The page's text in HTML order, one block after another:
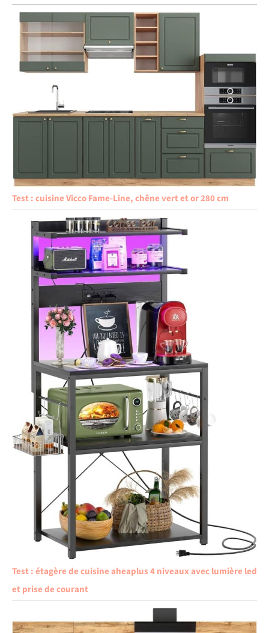
Test : cuisine Vicco Fame-Line, chêne vert et or 280 cm
Test : étagère de cuisine aheaplus 4 niveaux avec lumière led
et prise de courant